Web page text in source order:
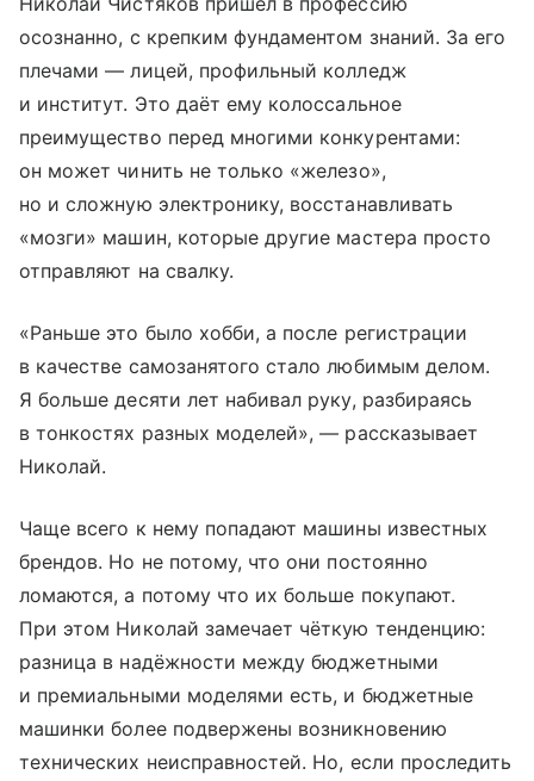
осознанно, с крепким фундаментом знаний. За его
плечами — лицей, профильный колледж
и институт. Это даёт ему колоссальное
преимущество перед многими конкурентами:
он может чинить не только «железо»,
но и сложную электронику, восстанавливать
«мозги» машин, которые другие мастера прос­то
отправляют на свалку.
«Раньше это было хобби, а после регистрации
в качестве самозанятого стало любимым делом.
Я больше десяти лет набивал руку, разбираясь
в тонкостях разных моделей», — рассказывает
Николай.
Чаще всего к нему попадают машины известных
брендов. Но не потому, что они постоянно
ломаются, а потому что их больше покупают.
При этом Николай замечает чёткую тенденцию:
разница в надёжности между бюджетными
и премиальными моделями есть, и бюджетные
машинки более подвержены возникновению
технических неисправностей. Но, если проследить